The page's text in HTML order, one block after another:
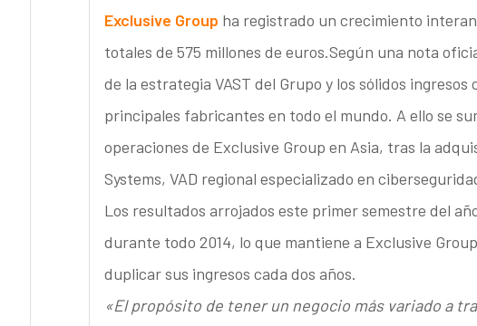
Exclusive Group ha registrado un crecimiento
totales de 575 millones de euros.Según una nota
de la estrategia VAST del Grupo y los sólidos
principales fabricantes en todo el mundo. A ello se
operaciones de Exclusive Group en Asia, tras la
Systems, VAD regional especializado en
Los resultados arrojados este primer semestre del
durante todo 2014, lo que mantiene a Exclusive
duplicar sus ingresos cada dos años.
«El propósito de tener un negocio más variado a